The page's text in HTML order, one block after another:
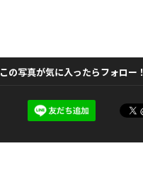
この写真が気に入ったらフォロー！